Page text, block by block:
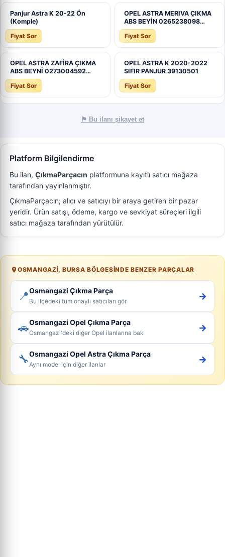
Panjur Astra K 20-22 Ön
(Komple)
Fiyat Sor
OPEL ASTRA MERIVA ÇIKMA
ABS BEYİN 0265238098…
Fiyat Sor
OPEL ASTRA ZAFİRA ÇIKMA
ABS BEYNİ 0273004592…
Fiyat Sor
OPEL ASTRA K 2020-2022
SIFIR PANJUR 39130501
Fiyat Sor
⚑ Bu ilanı şikayet et
Platform Bilgilendirme
Bu ilan, ÇıkmaParçacın platformuna kayıtlı satıcı mağaza
tarafından yayınlanmıştır.
ÇıkmaParçacın; alıcı ve satıcıyı bir araya getiren bir pazar
yeridir. Ürün satışı, ödeme, kargo ve sevkiyat süreçleri ilgili
satıcı mağaza tarafından yürütülür.
OSMANGAZI, BURSA BÖLGESINDE BENZER PARÇALAR
📍Osmangazi Çıkma Parça
Bu ilçedeki tüm onaylı satıcıları gör →
🚗Osmangazi Opel Çıkma Parça
Osmangazi'deki diğer Opel ilanlarına bak →
🔧Osmangazi Opel Astra Çıkma Parça
Aynı model için diğer ilanlar →